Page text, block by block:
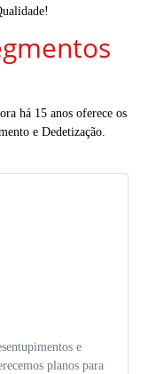
há 15 anos oferece os
e Dedetização.
e
planos para